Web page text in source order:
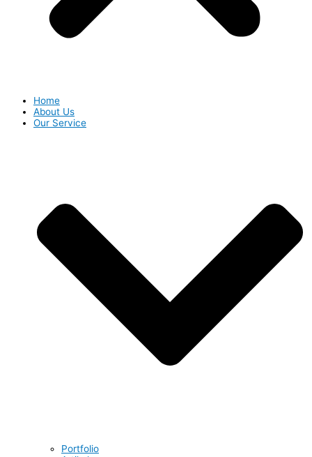
Home
About Us
Our Service
Portfolio